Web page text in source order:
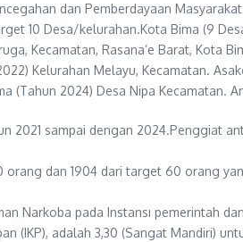
dan Pemberdayaan
10 Desa/kelurahan.Kota Bima (9
Kecamatan, Rasana’e Barat, Kota
Kelurahan Melayu, Kecamatan.
(Tahun 2024) Desa Nipa Kecamatan.
2021 sampai dengan 2024.Penggiat
dan 1904 dari target 60 orang
Narkoba pada Instansı pemerintah
(IKP), adalah 3,30 (Sangat Mandiri)